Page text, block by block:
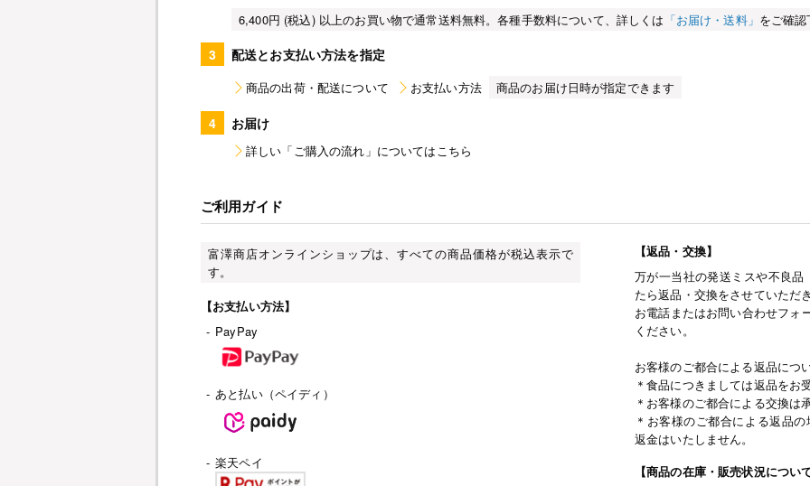
6,400円 (税込) 以上のお買い物で通常送料無料。各種手数料について、詳しくは 「お届け・送料」 をご確
3 配送とお支払い方法を指定
商品の出荷・配送について お支払い方法 商品のお届け日時が指定できます
4 お届け
詳しい「ご購入の流れ」についてはこちら
ご利用ガイド
富澤商店オンラインショップは、すべての商品価格が税込表示で
す。
【お支払い方法】
- PayPay
- あと払い（ペイディ）
- 楽天ペイ
【返品・交換】
万が一当社の発送ミスや不良
たら返品・交換をさせていただ
お電話またはお問い合わせフォ
ください。
お客様のご都合による返品につ
＊食品につきましては返品をお
＊お客様のご都合による交換は
＊お客様のご都合による返品
返金はいたしません。
【商品の在庫・販売状況につい